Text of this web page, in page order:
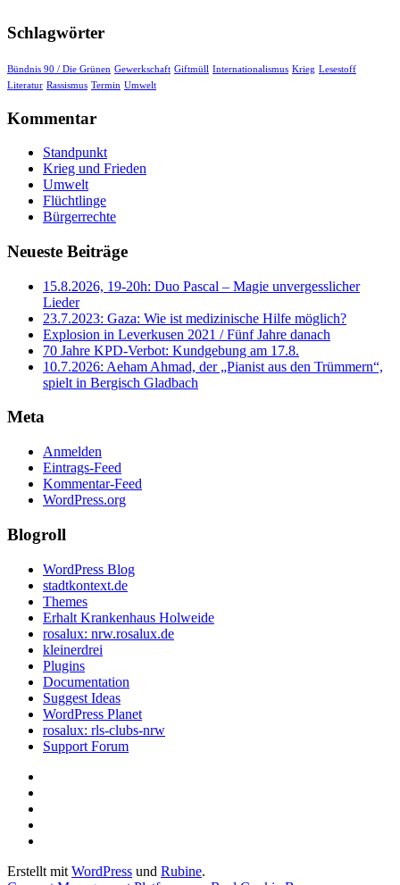
Schlagwörter
Bündnis 90 / Die Grünen Gewerkschaft Giftmüll Internationalismus Krieg Lesestoff
Literatur Rassismus Termin Umwelt
Kommentar
Standpunkt
Krieg und Frieden
Umwelt
Flüchtlinge
Bürgerrechte
Neueste Beiträge
15.8.2026, 19-20h: Duo Pascal – Magie unvergesslicher
Lieder
23.7.2023: Gaza: Wie ist medizinische Hilfe möglich?
Explosion in Leverkusen 2021 / Fünf Jahre danach
70 Jahre KPD‑Verbot: Kundgebung am 17.8.
10.7.2026: Aeham Ahmad, der „Pianist aus den Trümmern“,
spielt in Bergisch Gladbach
Meta
Anmelden
Eintrags-Feed
Kommentar-Feed
WordPress.org
Blogroll
WordPress Blog
stadtkontext.de
Themes
Erhalt Krankenhaus Holweide
rosalux: nrw.rosalux.de
kleinerdrei
Plugins
Documentation
Suggest Ideas
WordPress Planet
rosalux: rls-clubs-nrw
Support Forum
Einstellungen
Erstellt mit WordPress und Rubine.